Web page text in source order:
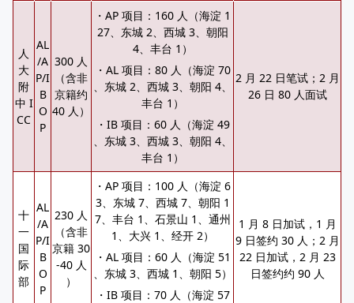
人
大
附
中 I
CC
AL
/A
P/I
B
O
P
300 人
（含非
京籍约
40 人）
・AP 项目：160 人（海淀 1
27、东城 2、西城 3、朝阳
4、丰台 1）
・AL 项目：80 人（海淀 70
、东城 2、西城 3、朝阳 4、
丰台 1）
・IB 项目：60 人（海淀 49
、东城 3、西城 3、朝阳 4、
丰台 1）
2 月 22 日笔试；2 月
26 日 80 人面试
十
一
国
际
部
AL
/A
P/I
B
O
P
230 人
（含非
京籍 30
-40 人
）
・AP 项目：100 人（海淀 6
3、东城 7、西城 7、朝阳 1
7、丰台 1、石景山 1、通州
1、大兴 1、经开 2）
・AL 项目：60 人（海淀 51
、东城 3、西城 1、朝阳 5）
・IB 项目：70 人（海淀 57
1 月 8 日加试，1 月
9 日签约 30 人；2 月
22 日加试，2 月 23
日签约约 90 人